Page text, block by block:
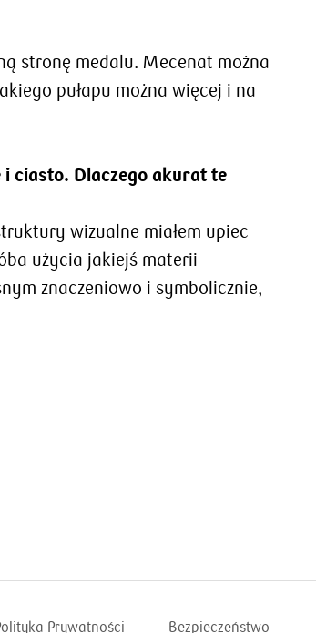
stronę medalu. Mecenat można
pułapu można więcej i na
ciasto. Dlaczego akurat te
wizualne miałem upiec
użycia jakiejś materii
znaczeniowo i symbolicznie,
Prywatności Bezpieczeństwo